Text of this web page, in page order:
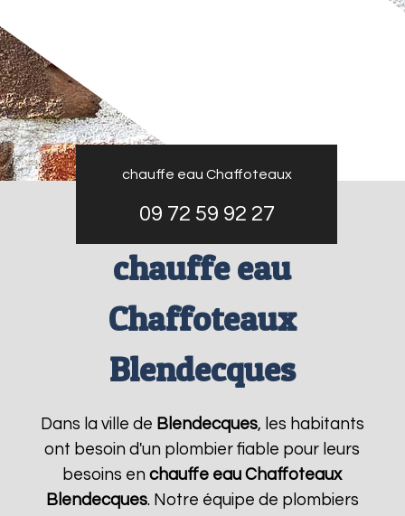
chauffe eau Chaffoteaux
09 72 59 92 27
chauffe eau
Chaffoteaux
Blendecques
Dans la ville de Blendecques, les habitants
ont besoin d'un plombier fiable pour leurs
besoins enchauffe eau Chaffoteaux
Blendecques. Notre équipe de plombiers